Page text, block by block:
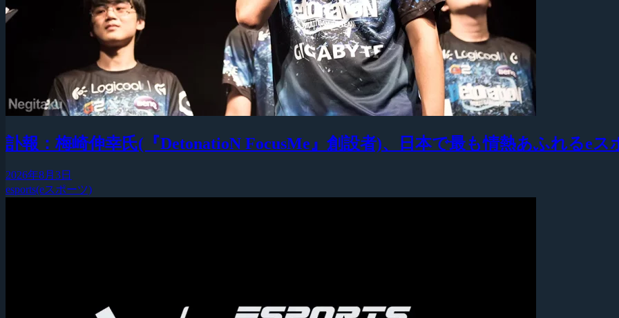
訃報：梅崎伸幸氏(『DetonatioN FocusMe』創設者)、日本で最も情熱あふれるeス
2026年8月3日
esports(eスポーツ)